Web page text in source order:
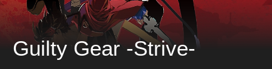
Guilty Gear -Strive-